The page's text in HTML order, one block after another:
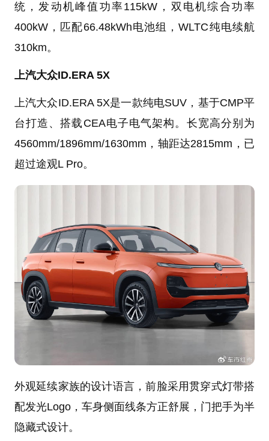
统，发动机峰值功率115kW，双电机综合功率
400kW，匹配66.48kWh电池组，WLTC纯电续航
310km。
上汽大众ID.ERA 5X
上汽大众ID.ERA 5X是一款纯电SUV，基于CMP平
台打造、搭载CEA电子电气架构。长宽高分别为
4560mm/1896mm/1630mm，轴距达2815mm，已
超过途观L Pro。
外观延续家族的设计语言，前脸采用贯穿式灯带搭
配发光Logo，车身侧面线条方正舒展，门把手为半
隐藏式设计。